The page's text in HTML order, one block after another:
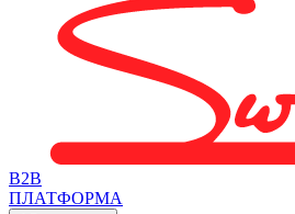
B2B
ПЛАТФОРМА